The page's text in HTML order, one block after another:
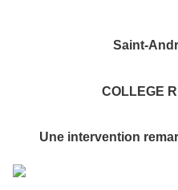
Saint-
COLLEGE
Une intervention